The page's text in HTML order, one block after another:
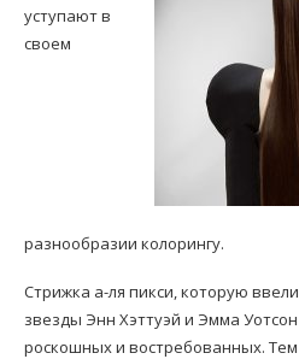
уступают в
своем
разнообразии колорингу.
Стрижка а-ля пикси, которую
звезды Энн Хэттуэй и Эмма
роскошных и востребованных.